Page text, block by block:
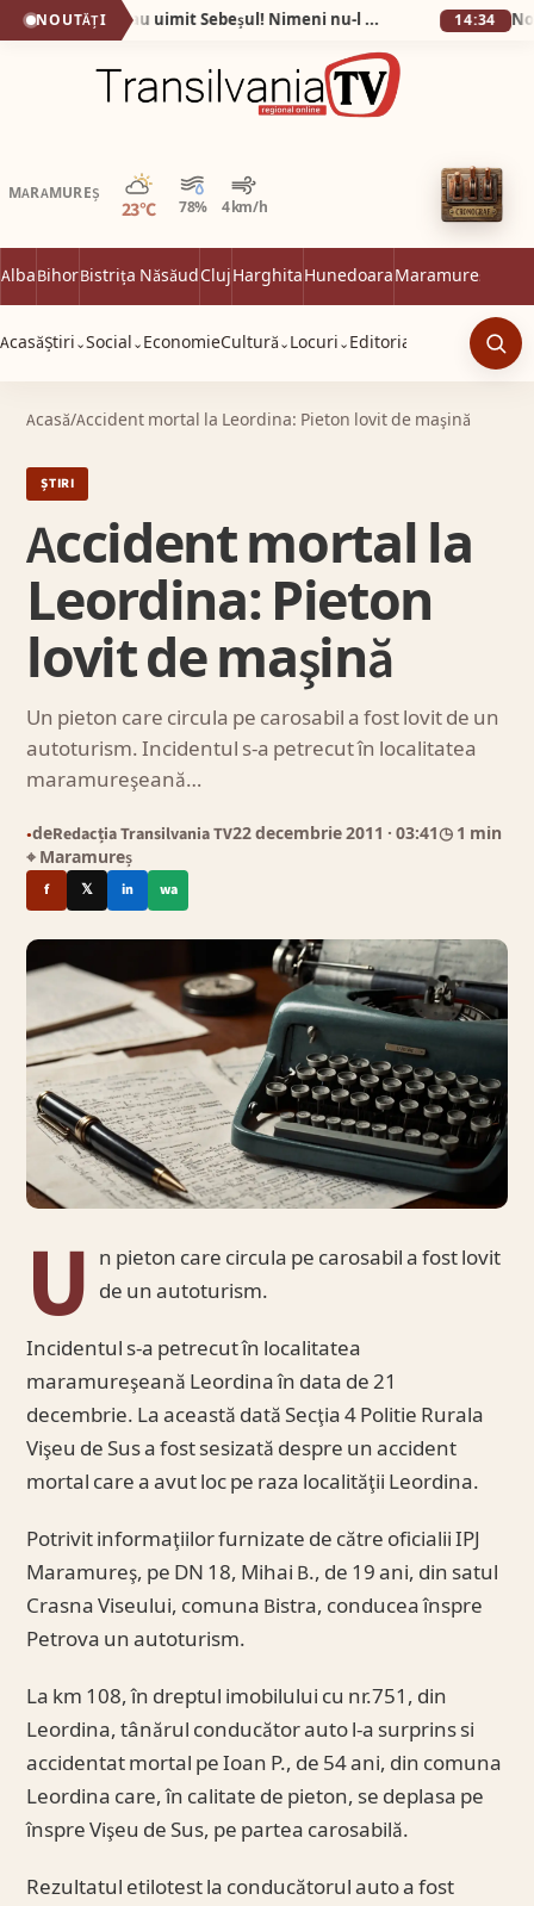
NOUTĂȚI Fotografiile care au uimit Sebeșul! Nimeni nu-l mai recunoaște pe Eugen după ce a slăbit 60 de kilograme în 9 luni! 14:34
MARAMUREȘ
23°C 78% 4 km/h
Parțial noros
AlbaBihorBistrița NăsăudClujHarghitaHunedoaraMaramureș
AcasăȘtiri ⌄Social ⌄ EconomieCultură ⌄ Locuri ⌄ Editorial
Acasă/Accident mortal la Leordina: Pieton lovit de maşină
ȘTIRI
Accident mortal la
Leordina: Pieton
lovit de maşină
Un pieton care circula pe carosabil a fost lovit de un
autoturism. Incidentul s-a petrecut în localitatea
maramureşeană…
●deRedacția Transilvania TV22 decembrie 2011 · 03:41◷ 1 min
⌖ Maramureș
f 𝕏 in wa
U n pieton care circula pe carosabil a fost lovit
de un autoturism.
Incidentul s-a petrecut în localitatea
maramureşeană Leordina în data de 21
decembrie. La această dată Secţia 4 Politie Rurala
Vişeu de Sus a fost sesizată despre un accident
mortal care a avut loc pe raza localităţii Leordina.
Potrivit informaţiilor furnizate de către oficialii IPJ
Maramureş, pe DN 18, Mihai B., de 19 ani, din satul
Crasna Viseului, comuna Bistra, conducea înspre
Petrova un autoturism.
La km 108, în dreptul imobilului cu nr.751, din
Leordina, tânărul conducător auto l-a surprins si
accidentat mortal pe Ioan P., de 54 ani, din comuna
Leordina care, în calitate de pieton, se deplasa pe
înspre Vişeu de Sus, pe partea carosabilă.
Rezultatul etilotest la conducătorul auto a fost